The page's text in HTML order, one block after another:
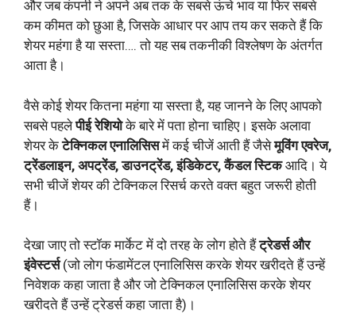
और जब कंपनी ने अपने अब तक के सबसे ऊंचे भाव या फिर सबसे
कम कीमत को छुआ है, जिसके आधार पर आप तय कर सकते हैं कि
शेयर महंगा है या सस्ता…. तो यह सब तकनीकी विश्लेषण के अंतर्गत
आता है।
वैसे कोई शेयर कितना महंगा या सस्ता है, यह जानने के लिए आपको
सबसे पहलेपीई रेशियोके बारे में पता होना चाहिए। इसके अलावा
शेयर केटेक्निकल एनालिसिसमें कई चीजें आती हैं जैसेमूविंग एवरेज,
ट्रेंडलाइन, अपट्रेंड, डाउनट्रेंड, इंडिकेटर, कैंडल स्टिकआदि। ये
सभी चीजें शेयर की टेक्निकल रिसर्च करते वक्त बहुत जरूरी होती
हैं।
देखा जाए तो स्टॉक मार्केट में दो तरह के लोग होते हैंट्रेडर्स और
इंवेस्टर्स(जो लोग फंडामेंटल एनालिसिस करके शेयर खरीदते हैं उन्हें
निवेशक कहा जाता है और जो टेक्निकल एनालिसिस करके शेयर
खरीदते हैं उन्हें ट्रेडर्स कहा जाता है)।